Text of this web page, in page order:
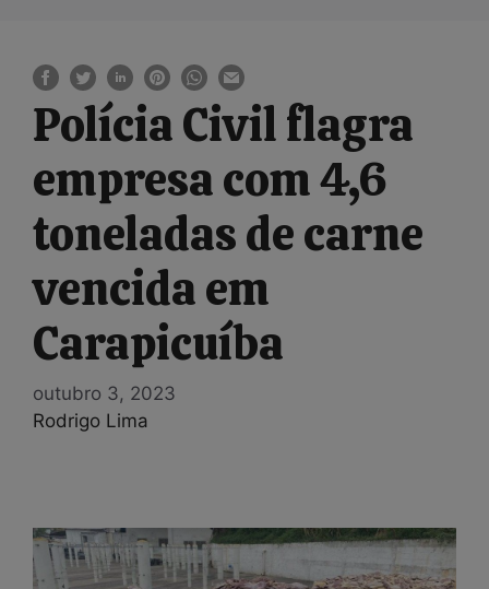
Polícia Civil flagra
empresa com 4,6
toneladas de carne
vencida em
Carapicuíba
outubro 3, 2023
Rodrigo Lima